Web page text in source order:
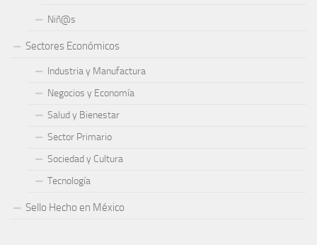
Niñ@s
Sectores Económicos
Industria y Manufactura
Negocios y Economía
Salud y Bienestar
Sector Primario
Sociedad y Cultura
Tecnología
Sello Hecho en México